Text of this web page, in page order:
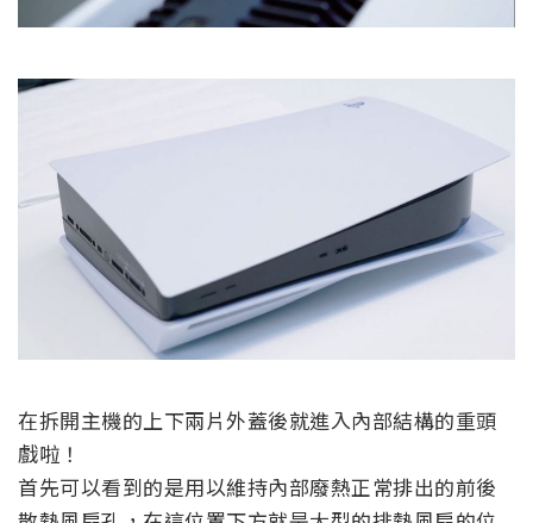
在拆開主機的上下兩片外蓋後就進入內部結構的重頭
戲啦！
首先可以看到的是用以維持內部廢熱正常排出的前後